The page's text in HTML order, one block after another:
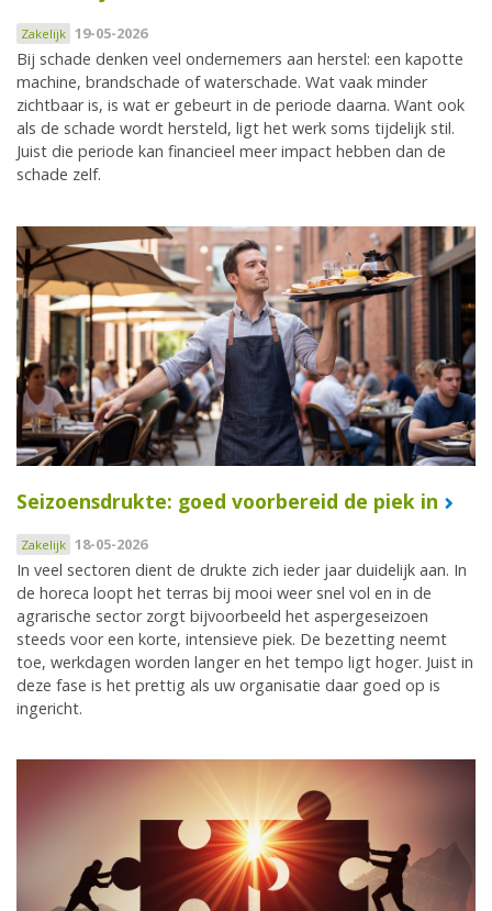
Zakelijk 19-05-2026
Bij schade denken veel ondernemers aan herstel: een kapotte
machine, brandschade of waterschade. Wat vaak minder
zichtbaar is, is wat er gebeurt in de periode daarna. Want ook
als de schade wordt hersteld, ligt het werk soms tijdelijk stil.
Juist die periode kan financieel meer impact hebben dan de
schade zelf.
Seizoensdrukte: goed voorbereid de piek in
Zakelijk 18-05-2026
In veel sectoren dient de drukte zich ieder jaar duidelijk aan. In
de horeca loopt het terras bij mooi weer snel vol en in de
agrarische sector zorgt bijvoorbeeld het aspergeseizoen
steeds voor een korte, intensieve piek. De bezetting neemt
toe, werkdagen worden langer en het tempo ligt hoger. Juist in
deze fase is het prettig als uw organisatie daar goed op is
ingericht.